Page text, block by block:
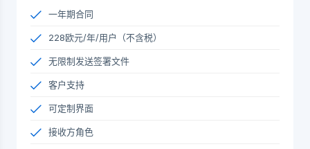
一年期合同
228欧元/年/用户（不含税）
无限制发送签署文件
客户支持
可定制界面
接收方角色